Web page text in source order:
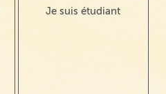
Je suis étudiant